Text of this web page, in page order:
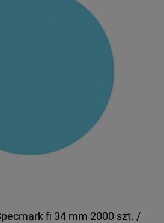
fi 34 mm 2000 szt. /